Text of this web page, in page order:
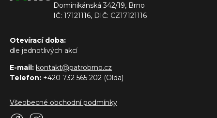
Dominikánská 342/19, Brno
IČ: 17121116, DIČ: CZ17121116
Otevírací doba:
dle jednotlivých akcí
E-mail: kontakt@patrobrno.cz
Telefon: +420 732 565 202 (Olda)
Všeobecné obchodní podmínky